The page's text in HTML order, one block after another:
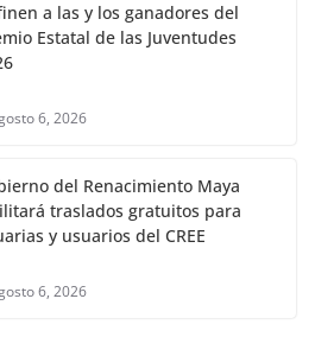
a las y los ganadores del
Estatal de las Juventudes
6, 2026
del Renacimiento Maya
traslados gratuitos para
y usuarios del CREE
6, 2026